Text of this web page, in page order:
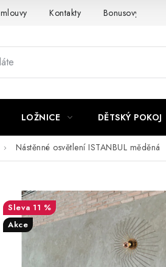
Kontakty Bonusový
LOŽNICE DĚTSKÝ POKOJ
Nástěnné osvětlení ISTANBUL měděná
11 %
Akce